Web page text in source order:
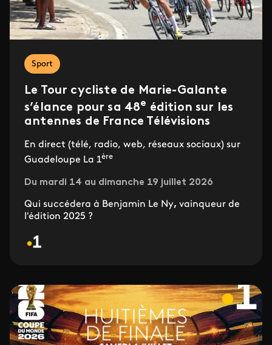
Sport
Le Tour cycliste de Marie-Galante
s’élance pour sa 48e édition sur les
antennes de France Télévisions
En direct (télé, radio, web, réseaux sociaux) sur
Guadeloupe La 1ère
Du mardi 14 au dimanche 19 juillet 2026
Qui succédera à Benjamin Le Ny, vainqueur de
l'édition 2025 ?